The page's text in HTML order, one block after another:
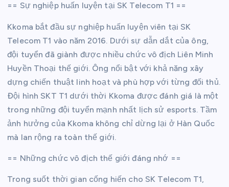
== Sự nghiệp huấn luyện tại SK Telecom T1 ==
Kkoma bắt đầu sự nghiệp huấn luyện viên tại SK
Telecom T1 vào năm 2016. Dưới sự dẫn dắt của ông,
đội tuyển đã giành được nhiều chức vô địch Liên Minh
Huyền Thoại thế giới. Ông nổi bật với khả năng xây
dựng chiến thuật linh hoạt và phù hợp với từng đối thủ.
Đội hình SKT T1 dưới thời Kkoma được đánh giá là một
trong những đội tuyển mạnh nhất lịch sử esports. Tầm
ảnh hưởng của Kkoma không chỉ dừng lại ở Hàn Quốc
mà lan rộng ra toàn thế giới.
== Những chức vô địch thế giới đáng nhớ ==
Trong suốt thời gian cống hiến cho SK Telecom T1,